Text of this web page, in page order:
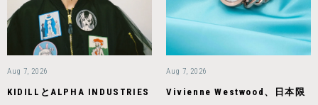
Aug 7, 2026
KIDILLとALPHA INDUSTRIES
Aug 7, 2026
Vivienne Westwood、日本限